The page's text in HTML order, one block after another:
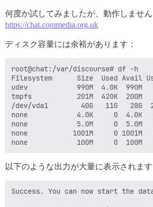
何度か試してみましたが、動作しません
https://chat.commedia.org.uk
ディスク容量には余裕があります：
root@chat:/var/discourse# df -h
Filesystem      Size  Used Avail
udev            990M  4.0K  990M
tmpfs           201M  420K  200M
/dev/vda1        40G   11G   28G
none            4.0K     0  4.0K
none            5.0M     0  5.0M
none           1001M     0 1001M
以下のような出力が大量に表示されます
Success. You can now start the